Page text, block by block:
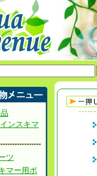
ンスキマ
ツ
マー用ポ